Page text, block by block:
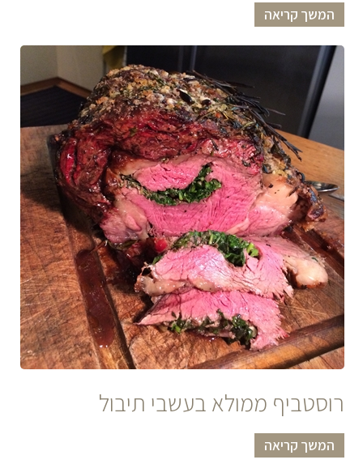
המשך קריאה
רוסטביף ממולא בעשבי תיבול
המשך קריאה